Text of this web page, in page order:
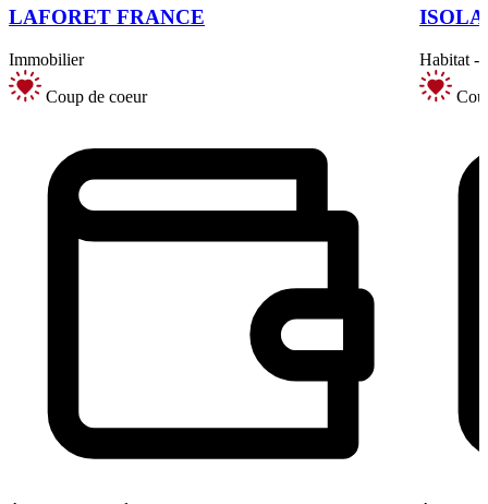
LAFORET FRANCE
Immobilier
Coup de coeur
Habitat -